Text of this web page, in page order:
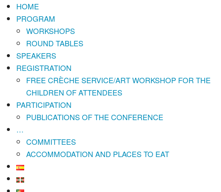
HOME
PROGRAM
WORKSHOPS
ROUND TABLES
SPEAKERS
REGISTRATION
FREE CRÈCHE SERVICE/ART WORKSHOP FOR THE
CHILDREN OF ATTENDEES
PARTICIPATION
PUBLICATIONS OF THE CONFERENCE
…
COMMITTEES
ACCOMMODATION AND PLACES TO EAT